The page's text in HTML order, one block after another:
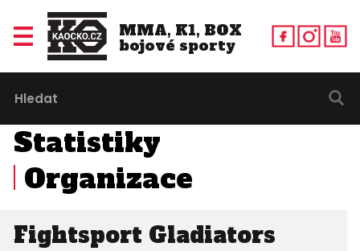
MMA, K1, BOX
bojové sporty
Statistiky
Organizace
Fightsport Gladiators